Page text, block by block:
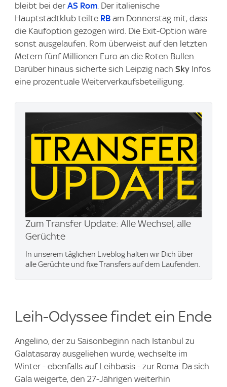
bleibt bei der AS Rom. Der italienische
Hauptstadtklub teilte RB am Donnerstag mit, dass
die Kaufoption gezogen wird. Die Exit-Option wäre
sonst ausgelaufen. Rom überweist auf den letzten
Metern fünf Millionen Euro an die Roten Bullen.
Darüber hinaus sicherte sich Leipzig nach Sky Infos
eine prozentuale Weiterverkaufsbeteiligung.
Zum Transfer Update: Alle Wechsel, alle
Gerüchte
In unserem täglichen Liveblog halten wir Dich über
alle Gerüchte und fixe Transfers auf dem Laufenden.
Leih-Odyssee findet ein Ende
Angelino, der zu Saisonbeginn nach Istanbul zu
Galatasaray ausgeliehen wurde, wechselte im
Winter - ebenfalls auf Leihbasis - zur Roma. Da sich
Gala weigerte, den 27-Jährigen weiterhin